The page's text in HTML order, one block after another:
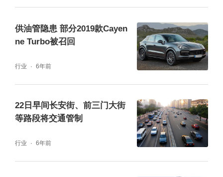
生活必需品运输，确需进入禁限区域道路行驶
的运载危险化学品车辆，经市交通委员会、市
应急管理局、市公安局公安交通管理局联合备
案后（备案方式：登录北京市运载危险化学品
oyun.cn进行备案），按照规定的行驶路线通
行。
工作日早晚高峰城区交通压力大，各条环路和
供油管隐患 部分2019款Cayen
ne Turbo被召回
行业 6年前
22日早间长安街、前三门大街
等路段将交通管制
行业 6年前